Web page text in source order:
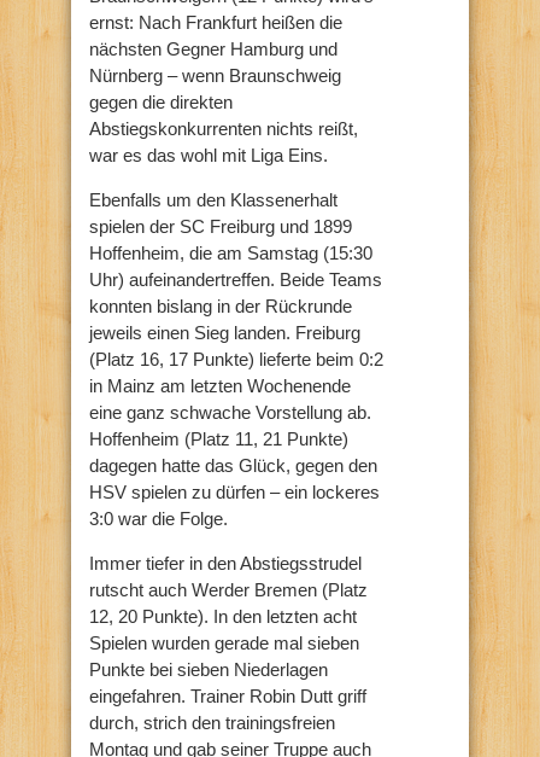
ernst: Nach Frankfurt heißen die
nächsten Gegner Hamburg und
Nürnberg – wenn Braunschweig
gegen die direkten
Abstiegskonkurrenten nichts reißt,
war es das wohl mit Liga Eins.
Ebenfalls um den Klassenerhalt
spielen der SC Freiburg und 1899
Hoffenheim, die am Samstag (15:30
Uhr) aufeinandertreffen. Beide Teams
konnten bislang in der Rückrunde
jeweils einen Sieg landen. Freiburg
(Platz 16, 17 Punkte) lieferte beim 0:2
in Mainz am letzten Wochenende
eine ganz schwache Vorstellung ab.
Hoffenheim (Platz 11, 21 Punkte)
dagegen hatte das Glück, gegen den
HSV spielen zu dürfen – ein lockeres
3:0 war die Folge.
Immer tiefer in den Abstiegsstrudel
rutscht auch Werder Bremen (Platz
12, 20 Punkte). In den letzten acht
Spielen wurden gerade mal sieben
Punkte bei sieben Niederlagen
eingefahren. Trainer Robin Dutt griff
durch, strich den trainingsfreien
Montag und gab seiner Truppe auch